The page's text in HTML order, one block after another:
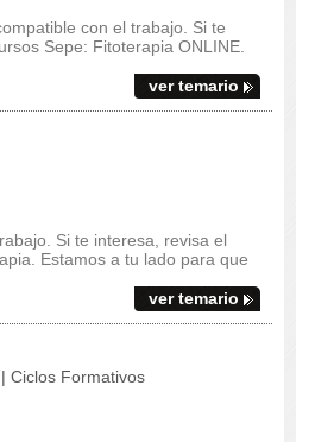
con el trabajo. Si te
Sepe: Fitoterapia ONLINE.
ver temario
Si te interesa, revisa el
Estamos a tu lado para que
ver temario
Ciclos Formativos